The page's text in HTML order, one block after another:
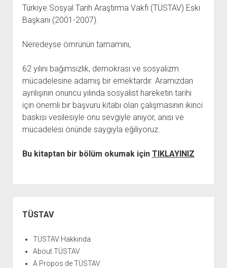
Türkiye Sosyal Tarih Araştırma Vakfı (TÜSTAV) Eski
Başkanı (2001-2007).
Neredeyse ömrünün tamamını,
62 yılını bağımsızlık, demokrasi ve sosyalizm
mücadelesine adamış bir emektardır. Aramızdan
ayrılışının onuncu yılında sosyalist hareketin tarihi
için önemli bir başvuru kitabı olan çalışmasının ikinci
baskısı vesilesiyle onu sevgiyle anıyor, anısı ve
mücadelesi önünde saygıyla eğiliyoruz.
Bu kitaptan bir bölüm okumak için TIKLAYINIZ
Menü
TÜSTAV
TÜSTAV Hakkında
About TÜSTAV
A Propos de TÜSTAV